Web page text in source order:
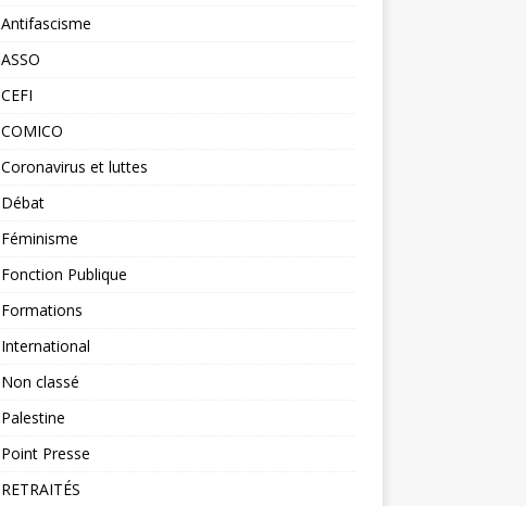
Antifascisme
ASSO
CEFI
COMICO
Coronavirus et luttes
Débat
Féminisme
Fonction Publique
Formations
International
Non classé
Palestine
Point Presse
RETRAITÉS